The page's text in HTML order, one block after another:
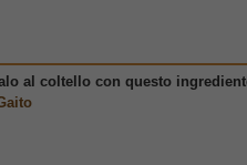
al coltello con questo